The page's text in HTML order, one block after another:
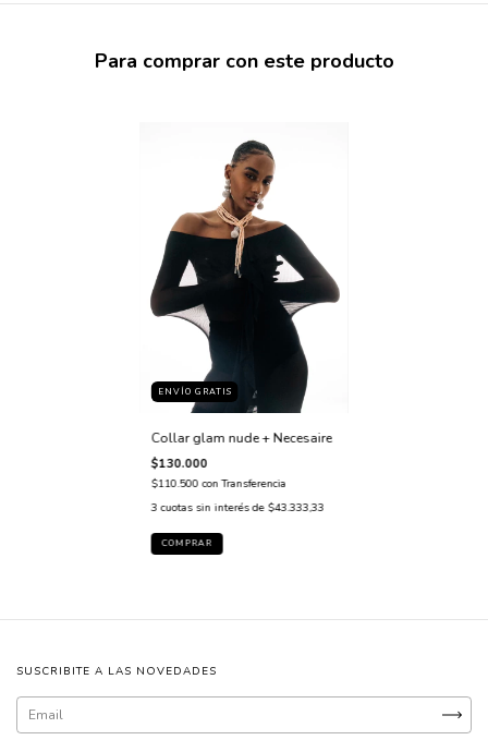
Para comprar con este producto
ENVÍO GRATIS
Collar glam nude + Necesaire
$130.000
$110.500con Transferencia
3 cuotas sin interés de $43.333,33
SUSCRIBITE A LAS NOVEDADES